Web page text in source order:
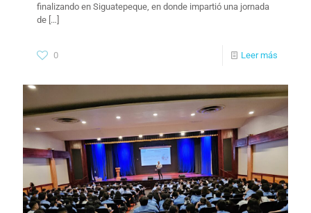
finalizando en Siguatepeque, en donde impartió una jornada
de […]
0 Leer más